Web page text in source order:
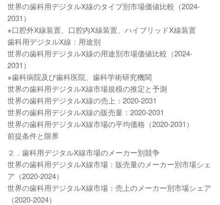
世界の歯科用デジタルX線のタイプ別市場価値比較（2024-
2031）
※口腔外X線装置、口腔内X線装置、ハイブリッドX線装置
歯科用デジタルX線：用途別
世界の歯科用デジタルX線の用途別市場価値比較（2024-
2031）
※歯科病院及び歯科医院、歯科学術研究機関
世界の歯科用デジタルX線市場規模の推定と予測
世界の歯科用デジタルX線の売上：2020-2031
世界の歯科用デジタルX線の販売量：2020-2031
世界の歯科用デジタルX線市場の平均価格（2020-2031）
前提条件と限界
２．歯科用デジタルX線市場のメーカー別競争
世界の歯科用デジタルX線市場：販売量のメーカー別市場シェ
ア（2020-2024）
世界の歯科用デジタルX線市場：売上のメーカー別市場シェア
（2020-2024）